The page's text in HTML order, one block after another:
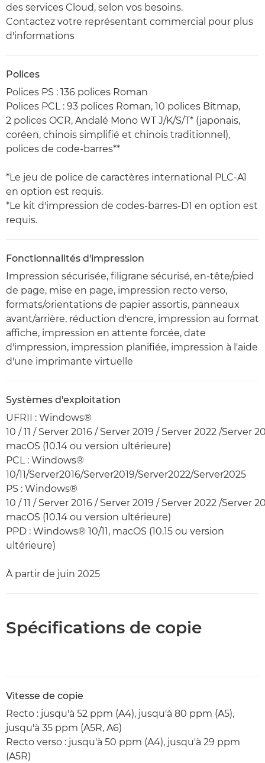
des services Cloud, selon vos besoins.
Contactez votre représentant commercial pour plus
d'informations
Polices
Polices PS : 136 polices Roman
Polices PCL : 93 polices Roman, 10 polices Bitmap,
2 polices OCR, Andalé Mono WT J/K/S/T* (japonais,
coréen, chinois simplifié et chinois traditionnel),
polices de code-barres**
*Le jeu de police de caractères international PLC-A1
en option est requis.
*Le kit d'impression de codes-barres-D1 en option est
requis.
Fonctionnalités d'impression
Impression sécurisée, filigrane sécurisé, en-tête/pied
de page, mise en page, impression recto verso,
formats/orientations de papier assortis, panneaux
avant/arrière, réduction d'encre, impression au format
affiche, impression en attente forcée, date
d'impression, impression planifiée, impression à l'aide
d'une imprimante virtuelle
Systèmes d'exploitation
UFRII : Windows®
10 / 11 / Server 2016 / Server 2019 / Server 2022 /Server
macOS (10.14 ou version ultérieure)
PCL : Windows®
10/11/Server2016/Server2019/Server2022/Server2025
PS : Windows®
10 / 11 / Server 2016 / Server 2019 / Server 2022 /Server
macOS (10.14 ou version ultérieure)
PPD : Windows® 10/11, macOS (10.15 ou version
ultérieure)
À partir de juin 2025
Spécifications de copie
Vitesse de copie
Recto : jusqu'à 52 ppm (A4), jusqu'à 80 ppm (A5),
jusqu'à 35 ppm (A5R, A6)
Recto verso : jusqu'à 50 ppm (A4), jusqu'à 29 ppm
(A5R)